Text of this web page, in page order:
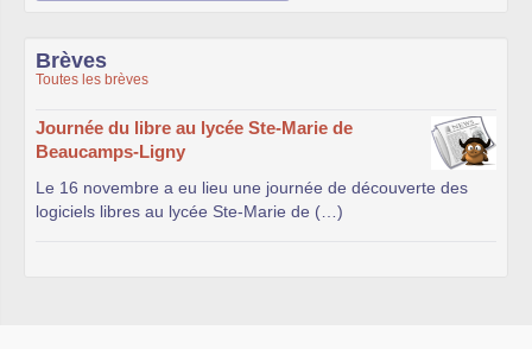
Brèves
Toutes les brèves
Journée du libre au lycée Ste-Marie de
Beaucamps-Ligny
Le 16 novembre a eu lieu une journée de découverte des
logiciels libres au lycée Ste-Marie de (…)